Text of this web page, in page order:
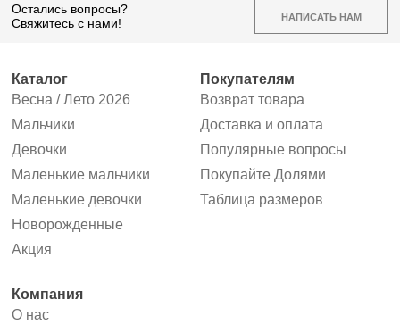
Остались вопросы?
Свяжитесь с нами!
НАПИСАТЬ НАМ
Каталог
Весна / Лето 2026
Мальчики
Девочки
Маленькие мальчики
Маленькие девочки
Новорожденные
Акция
Покупателям
Возврат товара
Доставка и оплата
Популярные вопросы
Покупайте Долями
Таблица размеров
Компания
О нас